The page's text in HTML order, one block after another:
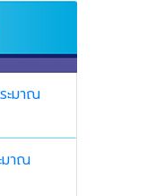
ะมาณ
มาณ